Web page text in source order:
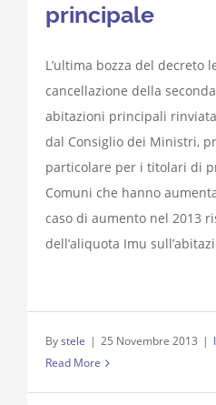
principale
L’ultima bozza del decreto
cancellazione della
abitazioni principali
dal Consiglio dei Ministri,
particolare per i titolari di
Comuni che hanno
caso di aumento nel 2013
dell’aliquota Imu
Bystele | 25 Novembre 2013 |
Read More